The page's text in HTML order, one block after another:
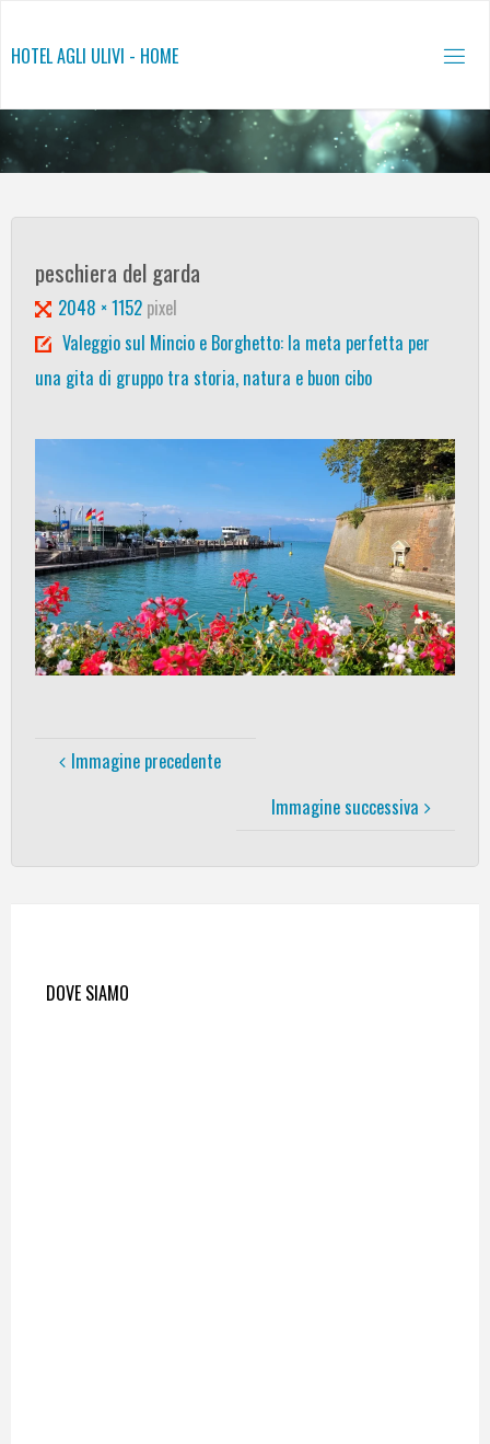
contenuto
HOTEL AGLI ULIVI - HOME
peschiera del garda
Tutta
larghezza
2048 × 1152 pixel
Valeggio sul Mincio e Borghetto: la meta perfetta per
una gita di gruppo tra storia, natura e buon cibo
Immagine precedente
Immagine successiva
DOVE SIAMO